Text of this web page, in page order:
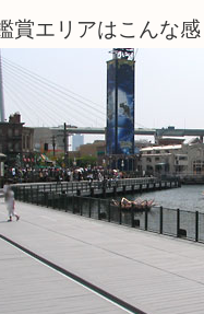
賞エリアはこんな感